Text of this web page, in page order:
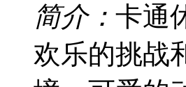
简介： 卡通
欢乐的挑战